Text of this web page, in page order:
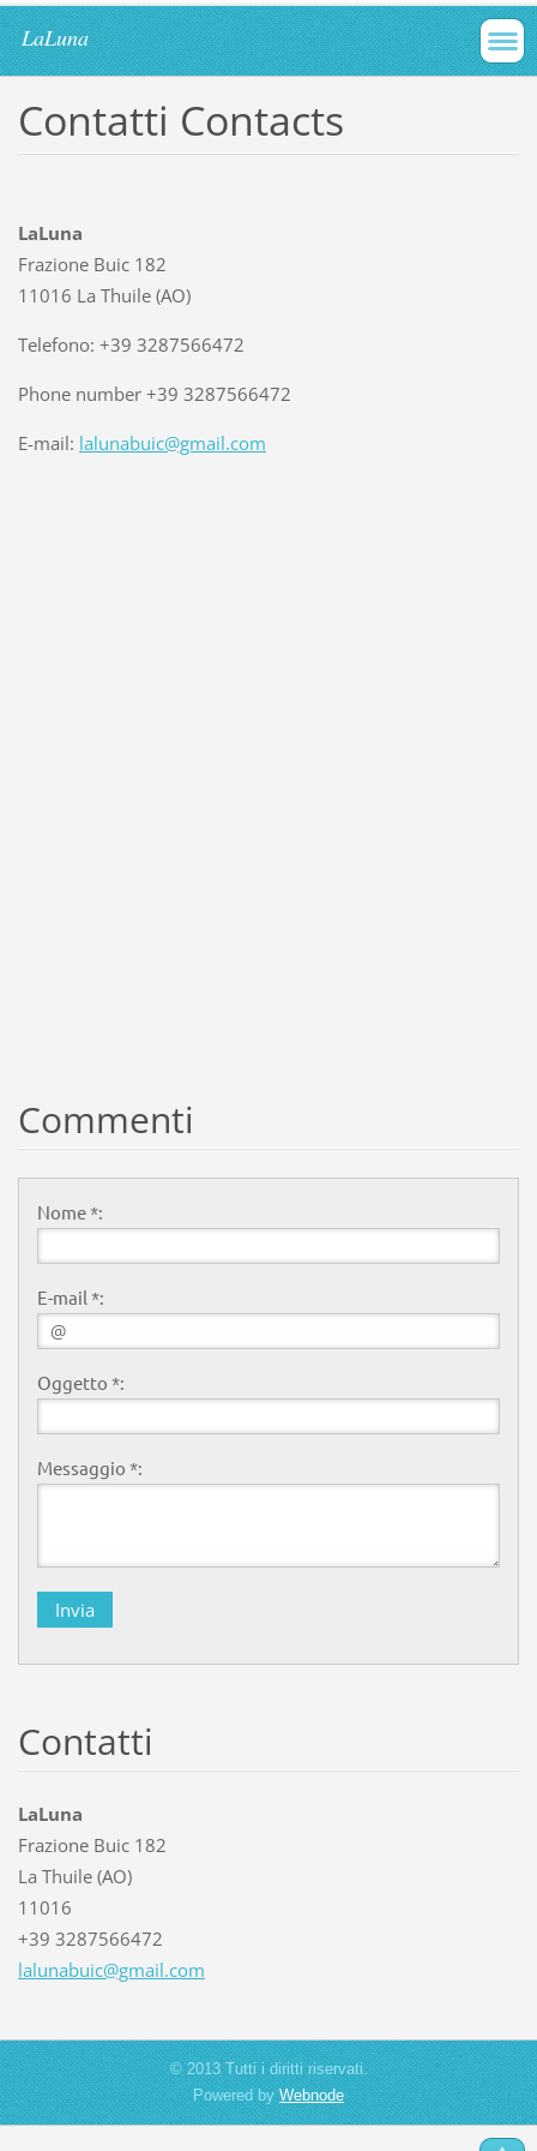
LaLuna
Contatti Contacts
LaLuna
Frazione Buic 182
11016 La Thuile (AO)
Telefono: +39 3287566472
Phone number +39 3287566472
E-mail: lalunabuic@gmail.com
Commenti
Nome *:
E-mail *:
Oggetto *:
Messaggio *:
Contatti
LaLuna
Frazione Buic 182
La Thuile (AO)
11016
+39 3287566472
lalunabuic@gmail.com
© 2013 Tutti i diritti riservati.
Powered byWebnode